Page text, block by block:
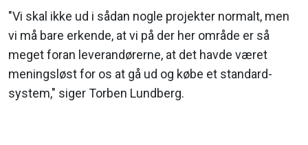
"Vi skal ikke ud i sådan nogle projekter normalt, men
vi må bare erkende, at vi på der her område er så
meget foran leverandørerne, at det havde været
meningsløst for os at gå ud og købe et standard-
system," siger Torben Lundberg.